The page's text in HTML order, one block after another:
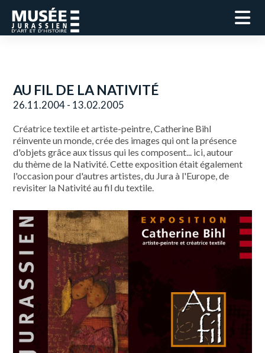
AU FIL DE LA NATIVITÉ
26.11.2004 - 13.02.2005
Créatrice textile et artiste-peintre, Catherine Bihl
réinvente un monde, crée des images qui ont la présence
d'objets grâce aux tissus qui les composent... ici, autour
du thème de la Nativité. Cette exposition était également
l'occasion pour d'autres artistes, du Jura à l'Europe, de
revisiter la Nativité au fil du textile.